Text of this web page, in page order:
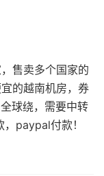
售卖多个国家的
的越南机房，券
球绕，需要中转
paypal付款！